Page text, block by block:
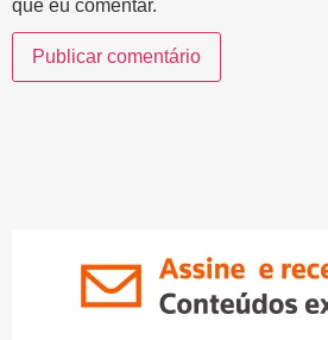
que eu comentar.